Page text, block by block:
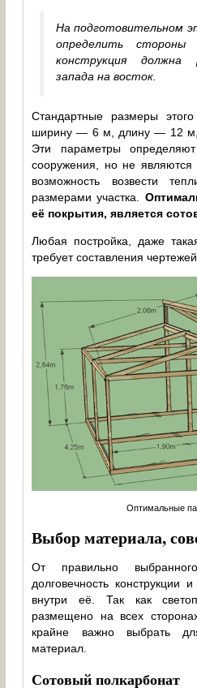
На подготовительном
определить
конструкция должна
запада на восток.
Стандартные размеры
ширину — 6 м, длину — 12 м,
Эти параметры определяют
сооружения, но не
возможность возвести
размерами участка.
её покрытия, является
Любая постройка, даже
требует составления
Оптимальные
Выбор материала,
От правильно
долговечность конструкции
внутри её. Так как
размещено на всех
крайне важно выбрать
материал.
Сотовый полкарбонат